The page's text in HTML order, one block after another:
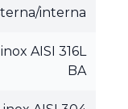
interna
AISI 316L
BA